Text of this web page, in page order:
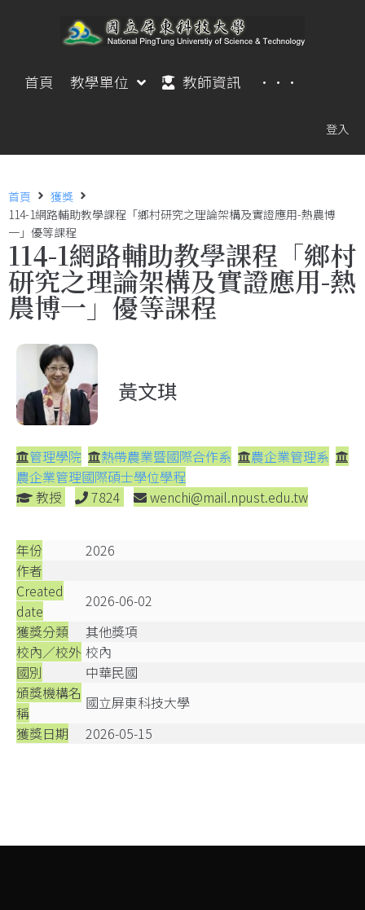
首頁 教學單位 教師資訊 ···
登入
首頁
獲獎
114-1網路輔助教學課程「鄉村研究之理論架構及實證應用-熱農博
一」優等課程
114-1網路輔助教學課程「鄉村
研究之理論架構及實證應用-熱
農博一」優等課程
黃文琪
管理學院 熱帶農業暨國際合作系
農企業管理系
農企業管理國際碩士學位學程
教授
7824 wenchi@mail.npust.edu.tw
年份
2026
作者
Created
date
2026-06-02
獲獎分類
其他獎項
校內／校外 校內
國別
中華民國
頒獎機構名
稱
國立屏東科技大學
獲獎日期
2026-05-15